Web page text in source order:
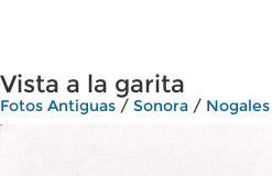
Vista a la garita
Fotos Antiguas / Sonora / Nogales